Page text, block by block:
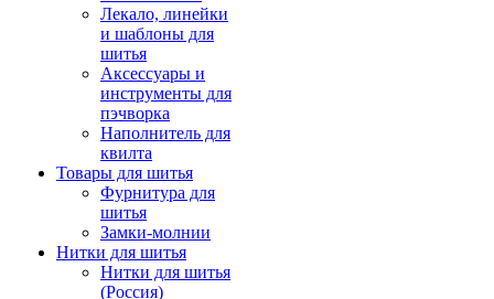
Лекало, линейки
и шаблоны для
шитья
Аксессуары и
инструменты для
пэчворка
Наполнитель для
квилта
Товары для шитья
Фурнитура для
шитья
Замки-молнии
Нитки для шитья
Нитки для шитья
(Россия)